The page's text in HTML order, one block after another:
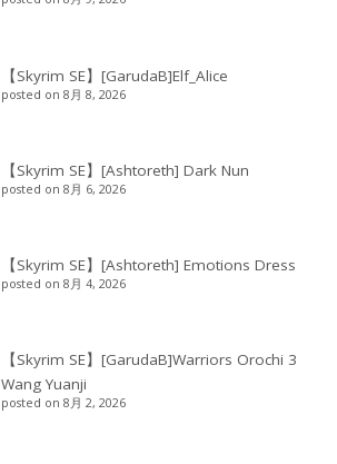
【Skyrim SE】[GarudaB]Elf_Alice
posted on 8月 8, 2026
【Skyrim SE】[Ashtoreth] Dark Nun
posted on 8月 6, 2026
【Skyrim SE】[Ashtoreth] Emotions Dress
posted on 8月 4, 2026
【Skyrim SE】[GarudaB]Warriors Orochi 3
Wang Yuanji
posted on 8月 2, 2026